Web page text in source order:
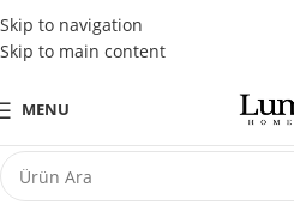
Skip to navigation
Skip to main content
Tüm Kredi Kartlarına Peşin
MENU